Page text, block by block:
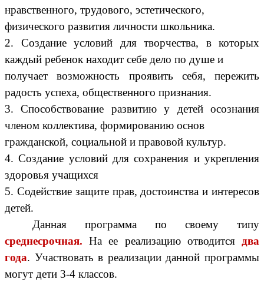
нравственного, трудового, эстетического,
физического развития личности школьника.
2. Создание условий для творчества, в которых
каждый ребенок находит себе дело по душе и
получает возможность проявить себя, пережить
радость успеха, общественного признания.
3. Способствование развитию у детей осознания
членом коллектива, формированию основ
гражданской, социальной и правовой культур.
4. Создание условий для сохранения и укрепления
здоровья учащихся
5. Содействие защите прав, достоинства и интересов
детей.
Данная программа по своему типу
среднесрочная. На ее реализацию отводится два
года. Участвовать в реализации данной программы
могут дети 3-4 классов.